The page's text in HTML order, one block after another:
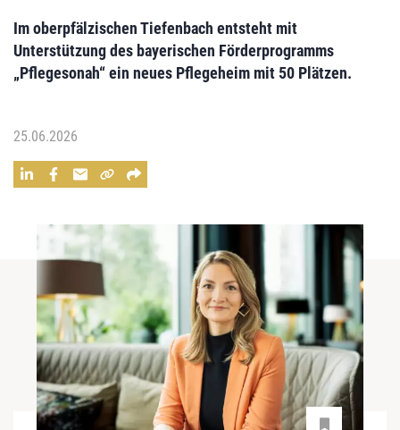
Im oberpfälzischen Tiefenbach entsteht mit
Unterstützung des bayerischen Förderprogramms
„Pflegesonah“ ein neues Pflegeheim mit 50 Plätzen.
25.06.2026